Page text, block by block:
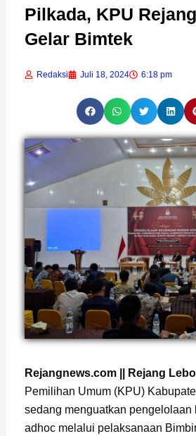
Pilkada, KPU
Gelar Bimtek
Redaksi Juli 18, 2024 6:18 pm
Rejangnews.com || Rejang
Pemilihan Umum (KPU)
sedang menguatkan pengelolaan
adhoc melalui pelaksanaan
Page
, Page